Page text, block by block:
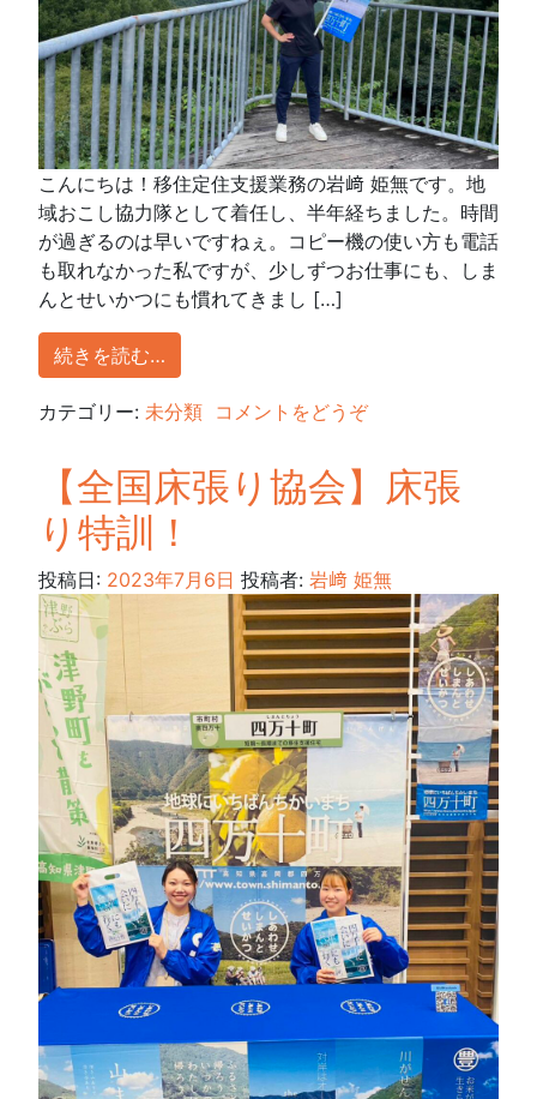
こんにちは！移住定住支援業務の岩﨑 姫無です。地
域おこし協力隊として着任し、半年経ちました。時間
が過ぎるのは早いですねぇ。コピー機の使い方も電話
も取れなかった私ですが、少しずつお仕事にも、しま
んとせいかつにも慣れてきまし […]
続きを読む…
カテゴリー: 未分類 コメントをどうぞ
【全国床張り協会】床張
り特訓！
投稿日: 2023年7月6日 投稿者: 岩﨑 姫無